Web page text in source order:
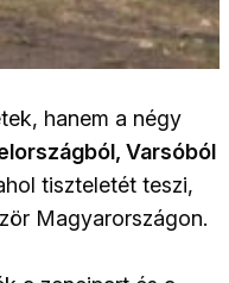
hanem a négy
Varsóból
tiszteletét teszi,
Magyarországon.